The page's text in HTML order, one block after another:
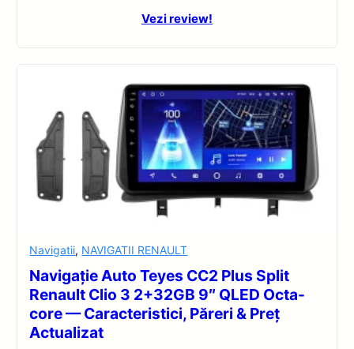
Vezi review!
Navigatii, NAVIGATII RENAULT
Navigație Auto Teyes CC2 Plus Split
Renault Clio 3 2+32GB 9″ QLED Octa-
core — Caracteristici, Păreri & Preț
Actualizat